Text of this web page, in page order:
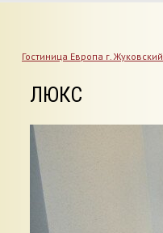
Гостиница Европа г. Жуковский
ЛЮКС